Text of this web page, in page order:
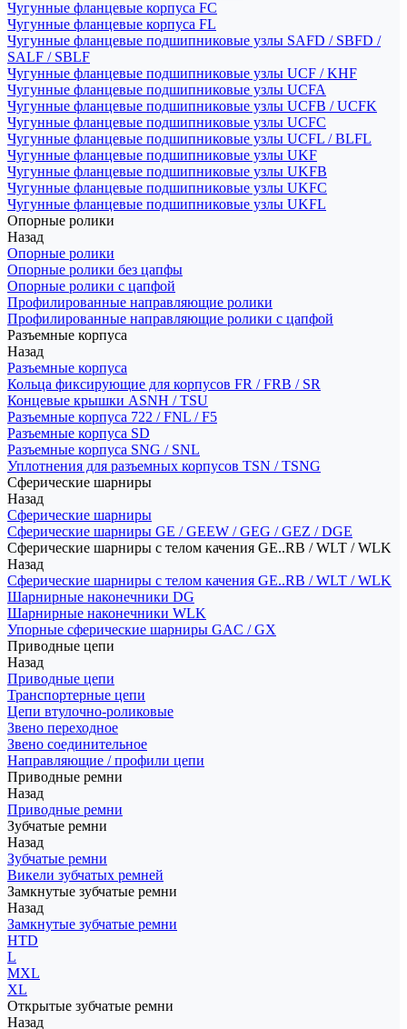
Чугунные фланцевые корпуса FC
Чугунные фланцевые корпуса FL
Чугунные фланцевые подшипниковые узлы SAFD / SBFD /
SALF / SBLF
Чугунные фланцевые подшипниковые узлы UCF / KHF
Чугунные фланцевые подшипниковые узлы UCFA
Чугунные фланцевые подшипниковые узлы UCFB / UCFK
Чугунные фланцевые подшипниковые узлы UCFC
Чугунные фланцевые подшипниковые узлы UCFL / BLFL
Чугунные фланцевые подшипниковые узлы UKF
Чугунные фланцевые подшипниковые узлы UKFB
Чугунные фланцевые подшипниковые узлы UKFC
Чугунные фланцевые подшипниковые узлы UKFL
Опорные ролики
Назад
Опорные ролики
Опорные ролики без цапфы
Опорные ролики с цапфой
Профилированные направляющие ролики
Профилированные направляющие ролики с цапфой
Разъемные корпуса
Назад
Разъемные корпуса
Кольца фиксирующие для корпусов FR / FRB / SR
Концевые крышки ASNH / TSU
Разъемные корпуса 722 / FNL / F5
Разъемные корпуса SD
Разъемные корпуса SNG / SNL
Уплотнения для разъемных корпусов TSN / TSNG
Сферические шарниры
Назад
Сферические шарниры
Сферические шарниры GE / GEEW / GEG / GEZ / DGE
Сферические шарниры с телом качения GE..RB / WLT / WLK
Назад
Сферические шарниры с телом качения GE..RB / WLT / WLK
Шарнирные наконечники DG
Шарнирные наконечники WLK
Упорные сферические шарниры GAC / GX
Приводные цепи
Назад
Приводные цепи
Транспортерные цепи
Цепи втулочно-роликовые
Звено переходное
Звено соединительное
Направляющие / профили цепи
Приводные ремни
Назад
Приводные ремни
Зубчатые ремни
Назад
Зубчатые ремни
Викели зубчатых ремней
Замкнутые зубчатые ремни
Назад
Замкнутые зубчатые ремни
HTD
L
MXL
XL
Открытые зубчатые ремни
Назад